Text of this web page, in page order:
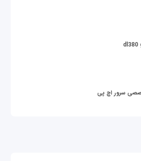
سرور اچ پی